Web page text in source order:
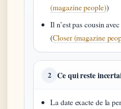
(magazine people))
Il n’est pas cousin
(Closer (magazine
2 Ce qui reste
La date exacte de la